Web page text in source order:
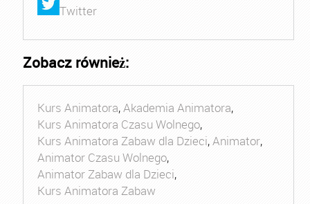
Twitter
Zobacz również:
Kurs Animatora,Akademia Animatora,
Kurs Animatora Czasu Wolnego,
Kurs Animatora Zabaw dla Dzieci,Animator,
Animator Czasu Wolnego,
Animator Zabaw dla Dzieci,
Kurs Animatora Zabaw